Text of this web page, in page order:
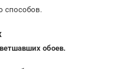
способов.
обоев.